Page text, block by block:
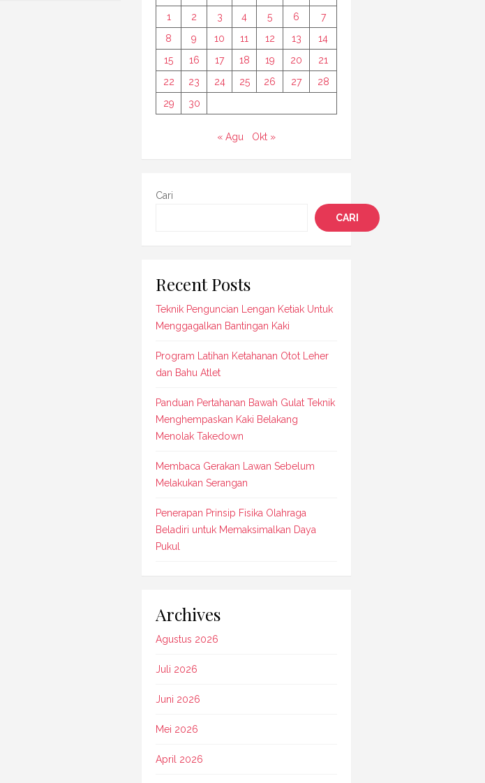
1
2 3 4 5 6
7
8
9 10 11 12 13
14
15
16 17 18 19 20
21
22
23 24 25 26 27
28
29
30
« Agu Okt »
Cari
CARI
Recent Posts
Teknik Penguncian Lengan Ketiak Untuk
Menggagalkan Bantingan Kaki
Program Latihan Ketahanan Otot Leher
dan Bahu Atlet
Panduan Pertahanan Bawah Gulat Teknik
Menghempaskan Kaki Belakang
Menolak Takedown
Membaca Gerakan Lawan Sebelum
Melakukan Serangan
Penerapan Prinsip Fisika Olahraga
Beladiri untuk Memaksimalkan Daya
Pukul
Archives
Agustus 2026
Juli 2026
Juni 2026
Mei 2026
April 2026